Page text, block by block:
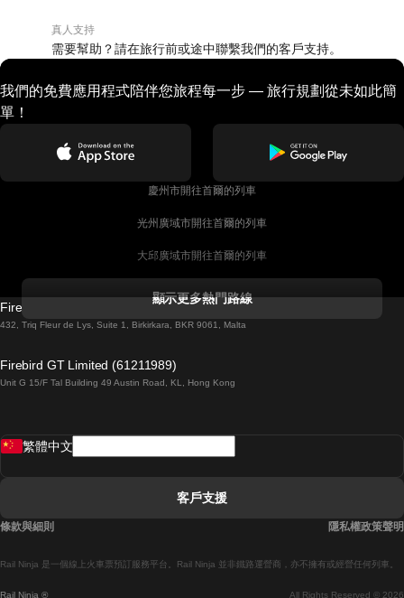
真人支持
需要幫助？請在旅行前或途中聯繫我們的客戶支持。
我們的免費應用程式陪伴您旅程每一步 — 旅行規劃從未如此簡
單！
慶州市開往首爾的列車
光州廣域市開往首爾的列車
大邱廣域市開往首爾的列車
都柏林開往戈尔韦的列車
羅馬開往拿坡里的列車
顯示更多熱門路線
Firebird GT Limited (OC 1451)
432, Triq Fleur de Lys, Suite 1, Birkirkara, BKR 9061, Malta
Firebird GT Limited (61211989)
Unit G 15/F Tal Building 49 Austin Road, KL, Hong Kong
Rail Ninja ® All Rights Reserved © 2026
Rail Ninja 是一個線上火車票預訂服務平台。Rail Ninja 並非鐵路運營商，亦不擁有或經營任何列車。
繁體中文
客戶支援
條款與細則 隱私權政策聲明